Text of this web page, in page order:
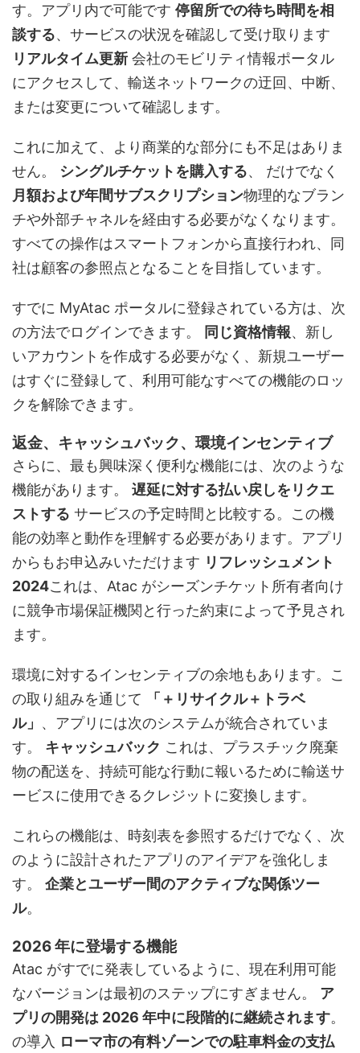
す。アプリ内で可能です 停留所での待ち時間を相
談する、サービスの状況を確認して受け取ります
リアルタイム更新 会社のモビリティ情報ポータル
にアクセスして、輸送ネットワークの迂回、中断、
または変更について確認します。
これに加えて、より商業的な部分にも不足はありま
せん。 シングルチケットを購入する、 だけでなく
月額および年間サブスクリプション物理的なブラン
チや外部チャネルを経由する必要がなくなります。
すべての操作はスマートフォンから直接行われ、同
社は顧客の参照点となることを目指しています。
すでに MyAtac ポータルに登録されている方は、次
の方法でログインできます。 同じ資格情報、新し
いアカウントを作成する必要がなく、新規ユーザー
はすぐに登録して、利用可能なすべての機能のロッ
クを解除できます。
返金、キャッシュバック、環境インセンティブ
さらに、最も興味深く便利な機能には、次のような
機能があります。 遅延に対する払い戻しをリクエ
ストする サービスの予定時間と比較する。この機
能の効率と動作を理解する必要があります。アプリ
からもお申込みいただけます リフレッシュメント
2024これは、Atac がシーズンチケット所有者向け
に競争市場保証機関と行った約束によって予見され
ます。
環境に対するインセンティブの余地もあります。こ
の取り組みを通じて
「＋リサイクル＋トラベ
ル」 、アプリには次のシステムが統合されていま
す。 キャッシュバック これは、プラスチック廃棄
物の配送を、持続可能な行動に報いるために輸送サ
ービスに使用できるクレジットに変換します。
これらの機能は、時刻表を参照するだけでなく、次
のように設計されたアプリのアイデアを強化しま
す。 企業とユーザー間のアクティブな関係ツー
ル。
2026 年に登場する機能
Atac がすでに発表しているように、現在利用可能
なバージョンは最初のステップにすぎません。 ア
プリの開発は 2026 年中に段階的に継続されます。
の導入 ローマ市の有料ゾーンでの駐車料金の支払